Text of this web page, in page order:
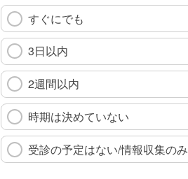
すぐにでも
3日以内
2週間以内
時期は決めていない
受診の予定はない/情報収集のみ